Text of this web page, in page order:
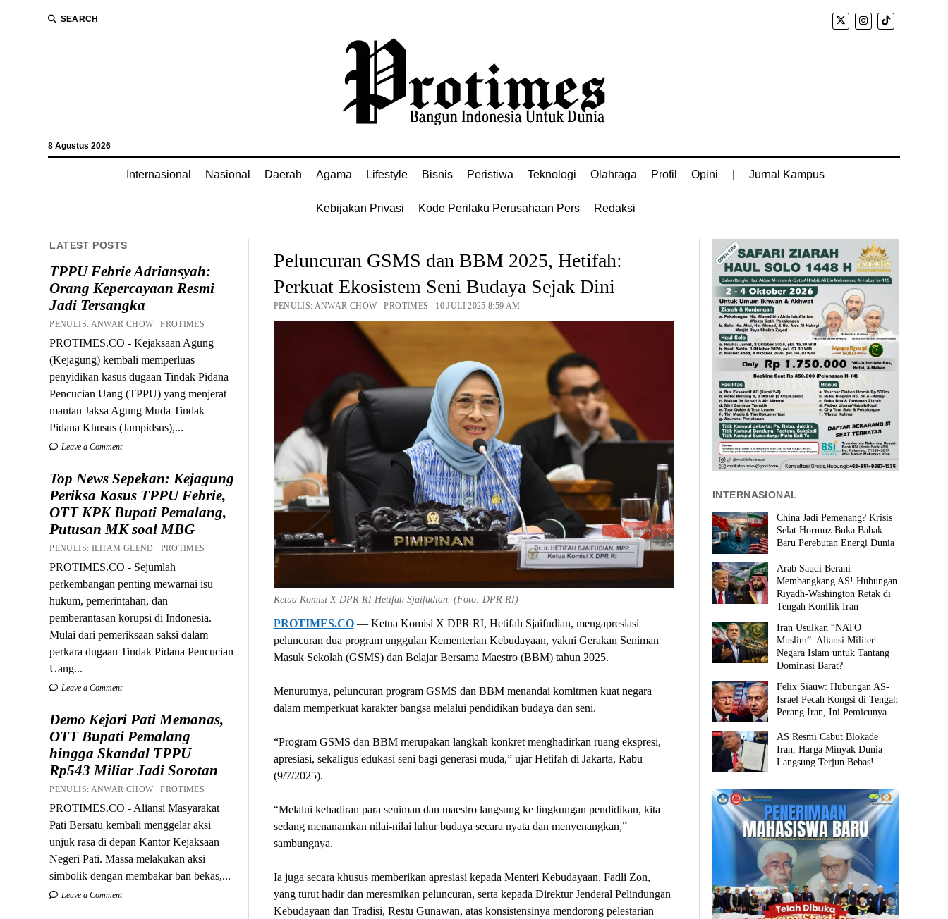
SEARCH
8 Agustus 2026
Internasional Nasional Daerah Agama Lifestyle Bisnis Peristiwa Teknologi Olahraga Profil Opini Jurnal Kampus
Kebijakan Privasi Kode Perilaku Perusahaan Pers Redaksi
LATEST POSTS
TPPU Febrie Adriansyah:
Orang Kepercayaan Resmi
Jadi Tersangka
PENULIS: ANWAR CHOW PROTIMES
PROTIMES.CO - Kejaksaan Agung
(Kejagung) kembali memperluas
penyidikan kasus dugaan Tindak Pidana
Pencucian Uang (TPPU) yang menjerat
mantan Jaksa Agung Muda Tindak
Pidana Khusus (Jampidsus),...
Leave a Comment
Top News Sepekan: Kejagung
Periksa Kasus TPPU Febrie,
OTT KPK Bupati Pemalang,
Putusan MK soal MBG
PENULIS: ILHAM GLEND PROTIMES
PROTIMES.CO - Sejumlah
perkembangan penting mewarnai isu
hukum, pemerintahan, dan
pemberantasan korupsi di Indonesia.
Mulai dari pemeriksaan saksi dalam
perkara dugaan Tindak Pidana Pencucian
Uang...
Leave a Comment
Demo Kejari Pati Memanas,
OTT Bupati Pemalang
hingga Skandal TPPU
Rp543 Miliar Jadi Sorotan
PENULIS: ANWAR CHOW PROTIMES
PROTIMES.CO - Aliansi Masyarakat
Pati Bersatu kembali menggelar aksi
unjuk rasa di depan Kantor Kejaksaan
Negeri Pati. Massa melakukan aksi
simbolik dengan membakar ban bekas,...
Leave a Comment
Peluncuran GSMS dan BBM 2025, Hetifah:
Perkuat Ekosistem Seni Budaya Sejak Dini
PENULIS: ANWAR CHOW PROTIMES 10 JULI 2025 8:59 AM
Ketua Komisi X DPR RI Hetifah Sjaifudian. (Foto: DPR RI)
PROTIMES.CO— Ketua Komisi X DPR RI, Hetifah Sjaifudian, mengapresiasi
peluncuran dua program unggulan Kementerian Kebudayaan, yakni Gerakan Seniman
Masuk Sekolah (GSMS) dan Belajar Bersama Maestro (BBM) tahun 2025.
Menurutnya, peluncuran program GSMS dan BBM menandai komitmen kuat negara
dalam memperkuat karakter bangsa melalui pendidikan budaya dan seni.
“Program GSMS dan BBM merupakan langkah konkret menghadirkan ruang ekspresi,
apresiasi, sekaligus edukasi seni bagi generasi muda,” ujar Hetifah di Jakarta, Rabu
(9/7/2025).
“Melalui kehadiran para seniman dan maestro langsung ke lingkungan pendidikan, kita
sedang menanamkan nilai-nilai luhur budaya secara nyata dan menyenangkan,”
sambungnya.
Ia juga secara khusus memberikan apresiasi kepada Menteri Kebudayaan, Fadli Zon,
yang turut hadir dan meresmikan peluncuran, serta kepada Direktur Jenderal Pelindungan
Kebudayaan dan Tradisi, Restu Gunawan, atas konsistensinya mendorong pelestarian
INTERNASIONAL
China Jadi Pemenang? Krisis
Selat Hormuz Buka Babak
Baru Perebutan Energi Dunia
Arab Saudi Berani
Membangkang AS! Hubungan
Riyadh-Washington Retak di
Tengah Konflik Iran
Iran Usulkan “NATO
Muslim”: Aliansi Militer
Negara Islam untuk Tantang
Dominasi Barat?
Felix Siauw: Hubungan AS-
Israel Pecah Kongsi di Tengah
Perang Iran, Ini Pemicunya
AS Resmi Cabut Blokade
Iran, Harga Minyak Dunia
Langsung Terjun Bebas!